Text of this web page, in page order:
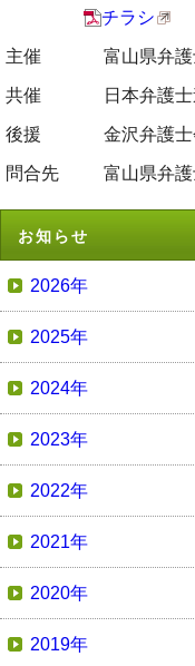
チラシ
主催 富山県弁
共催 日本弁護
後援 金沢弁護
問合先 富山県弁
お知らせ
2026年
2025年
2024年
2023年
2022年
2021年
2020年
2019年